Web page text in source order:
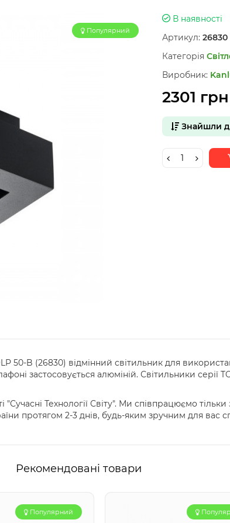
Популярний
В наявності
Артикул: 26830
Категорія
Виробник:
2301 грн
Знайшли
50-B (26830) відмінний світильник для
застосовується алюміній. Світильники серії
Технології Світу". Ми співпрацюємо
протягом 2-3 днів, будь-яким зручним для вас
Рекомендовані товари
Популярний